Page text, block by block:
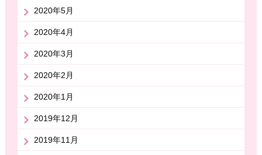
2020年5月
2020年4月
2020年3月
2020年2月
2020年1月
2019年12月
2019年11月